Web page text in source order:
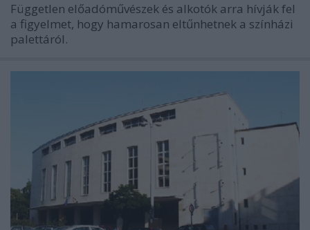
Független előadóművészek és alkotók arra hívják fel
a figyelmet, hogy hamarosan eltűnhetnek a színházi
palettáról.